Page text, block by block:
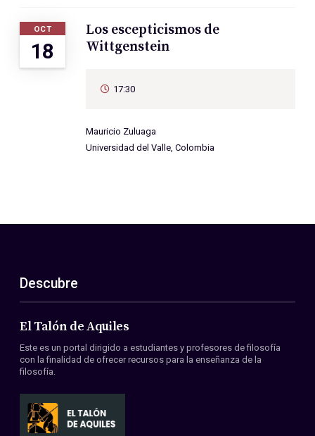
OCT
18
Los escepticismos de
Wittgenstein
17:30
Mauricio Zuluaga
Universidad del Valle, Colombia
Descubre
El Talón de Aquiles
Este es un portal dirigido a estudiantes y profesores de filosofía
con la finalidad de ofrecer recursos para la enseñanza de la
filosofía.